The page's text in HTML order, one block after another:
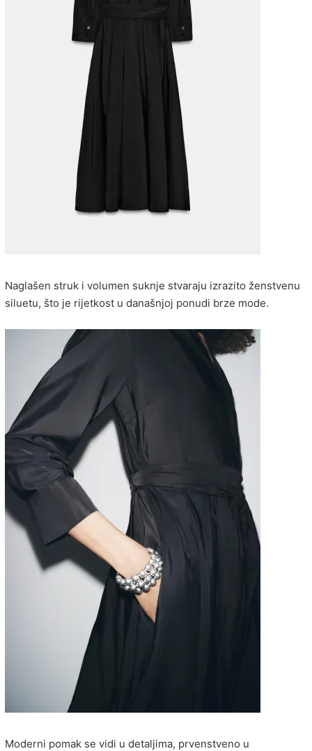
Naglašen struk i volumen suknje stvaraju izrazito ženstvenu
siluetu, što je rijetkost u današnjoj ponudi brze mode.
Moderni pomak se vidi u detaljima, prvenstveno u